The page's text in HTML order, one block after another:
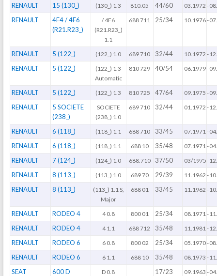
RENAULT 15 (130_) (130_) 1.3 810.05 44/60 03.1972 -
RENAULT
4F4 / 4F6
(R21.R23_)
/ 4F6
(R21.R23_)
1.1
688 711 25/34 10.1976-
RENAULT 5 (122_) (122_) 1.0 689 710 32/44 10.1972 -
RENAULT 5 (122_)
(122_) 1.3
Automatic
810 729 40/54 06.1979-
RENAULT 5 (122_) (122_) 1.3 810 725 47/64 09.1975 -
RENAULT
5 SOCIETE
(238_)
SOCIETE
(238_) 1.0
689 710 32/44 01.1972 -
RENAULT 6 (118_) (118_) 1.1 688 710 33/45 07.1971 -
RENAULT 6 (118_) (118_) 1.1 688 10 35/48 07.1971 -
RENAULT 7 (124_) (124_) 1.0 688.710 37/50 03/1975-
RENAULT 8 (113_) (113_) 1.0 689 70 29/39 11.1962 -
RENAULT 8 (113_)
(113_) 1.1 S,
Major
688 01 33/45 11.1962 -
RENAULT RODEO 4 4 0.8 800 01 25/34 08.1971 -
RENAULT RODEO 4 4 1.1 688 712 35/48 11.1981 -
RENAULT RODEO 6 6 0.8 800 02 25/34 05.1970-
RENAULT RODEO 6 6 1.1 688 10 35/48 08.1973 -
SEAT 600 D D 0.8 17/23 09.1963 -